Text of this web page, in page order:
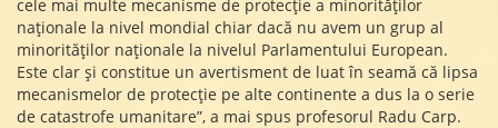
cele mai multe mecanisme de protecție a minorităților
naționale la nivel mondial chiar dacă nu avem un grup al
minorităților naționale la nivelul Parlamentului European.
Este clar și constitue un avertisment de luat în seamă că lipsa
mecanismelor de protecție pe alte continente a dus la o serie
de catastrofe umanitare”, a mai spus profesorul Radu Carp.